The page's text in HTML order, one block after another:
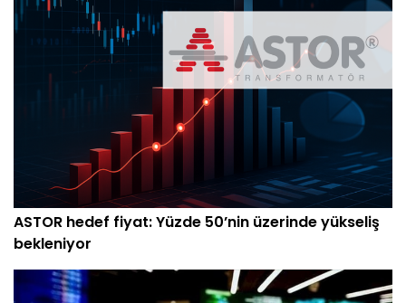
ASTOR hedef fiyat: Yüzde 50’nin üzerinde yükseliş
bekleniyor